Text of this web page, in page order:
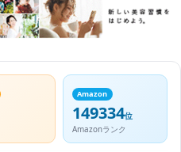
Amazon
149334位
Amazonランク